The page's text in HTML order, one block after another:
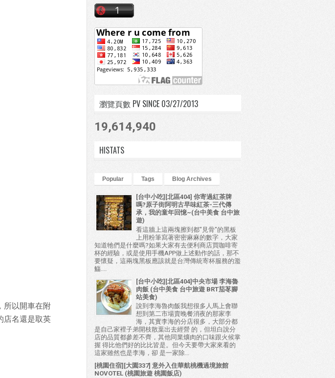
所以開車在附
店名還是取英
瀏覽頁數 PV SINCE 03/27/2013
19,614,940
HISTATS
Popular Tags Blog Archives
[台中小吃][北區404] 你寄過紅茶牌
嗎?原子街阿明古早味紅茶-三代傳
承，我的童年回憶~(台中美食 台中旅
遊)
看這牆上這兩塊擦到都"見骨"的黑板
上用粉筆寫著密密麻麻的數字，大家
知道牠們是什麼嗎?如果大家有去便利商店買咖啡寄
杯的經驗，或是使用手機APP做上述動作的話，那不
要懷疑，這兩塊黑板應該就是台灣傳統寄杯服務的濫
觴....
[台中小吃][北區404]中央市場 李海魯
肉飯 (台中美食 台中旅遊 BRT茄苳腳
站美食)
說到李海魯肉飯我想很多人馬上會聯
想到第二市場賣晚餐消夜的那家李
海，其實李海的分店很多，大部分都
是自己家裡子弟開枝散葉出去經營 的，但坦白說分
店的品質都參差不齊，其他同業爌肉的口味跟火候掌
握 得比他們好的比比皆是。但今天要帶大家來看的
這家雖然也是李海，卻 是一家除...
[桃園住宿][大園337] 意外入住華航桃機過境旅館
NOVOTEL (桃園旅遊 桃園飯店)